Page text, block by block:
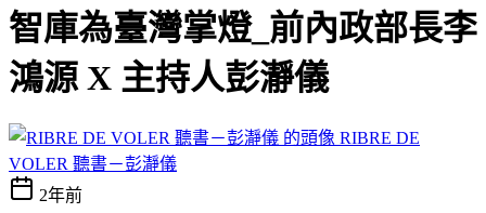
智庫為臺灣掌燈_前內政部長李
鴻源 X 主持人彭瀞儀
RIBRE DE
VOLER 聽書－彭瀞儀
2年前